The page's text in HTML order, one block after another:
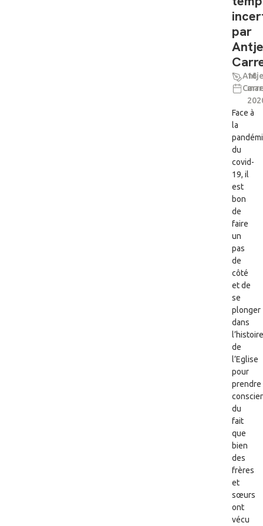
par
Antje
Antje
16
Face à
la
du
covid-
19, il
est
bon
de
faire
un
pas
de
côté
et de
se
plonger
dans
l’histoire
de
l’Eglise
pour
prendre
du
fait
que
bien
des
frères
et
sœurs
ont
vécu